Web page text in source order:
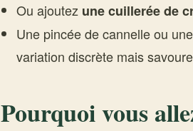
Ou ajoutez une cuillerée de
Une pincée de cannelle ou
variation discrète mais
Pourquoi vous